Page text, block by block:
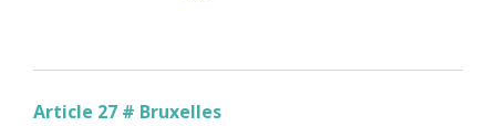
Article 27 # Bruxelles